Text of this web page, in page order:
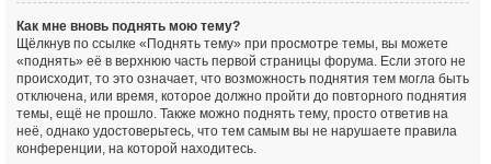
Как мне вновь поднять мою тему?
Щёлкнув по ссылке «Поднять тему» при просмотре темы, вы можете
«поднять» её в верхнюю часть первой страницы форума. Если этого не
происходит, то это означает, что возможность поднятия тем могла быть
отключена, или время, которое должно пройти до повторного поднятия
темы, ещё не прошло. Также можно поднять тему, просто ответив на
неё, однако удостоверьтесь, что тем самым вы не нарушаете правила
конференции, на которой находитесь.